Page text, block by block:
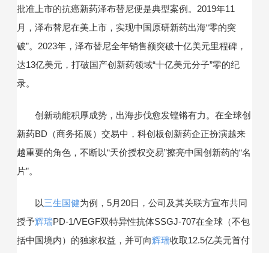
批准上市的抗癌新药泽布替尼便是典型案例。2019年11
月，泽布替尼在美上市，实现中国原研新药出海“零的突
破”。2023年，泽布替尼全年销售额突破十亿美元里程碑，
达13亿美元，打破国产创新药领域“十亿美元分子”零的纪
录。
创新动能积厚成势，出海步伐愈发铿锵有力。在全球创
新药BD（商务拓展）交易中，科创板创新药企正扮演越来
越重要的角色，不断以“天价授权交易”擦亮中国创新药的“名
片”。
以三生国健为例，5月20日，公司及其关联方宣布共同
授予辉瑞PD-1/VEGF双特异性抗体SSGJ-707在全球（不包
括中国境内）的独家权益，并可向辉瑞收取12.5亿美元首付